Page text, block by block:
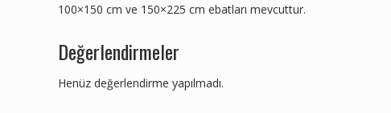
100×150 cm ve 150×225 cm ebatları mevcuttur.
Değerlendirmeler
Henüz değerlendirme yapılmadı.